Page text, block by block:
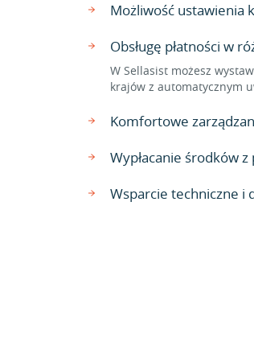
Możliwość ustawienia
Obsługę płatności w
W Sellasist możesz
krajów z automatycznym
Komfortowe
Wypłacanie środków
Wsparcie techniczne i